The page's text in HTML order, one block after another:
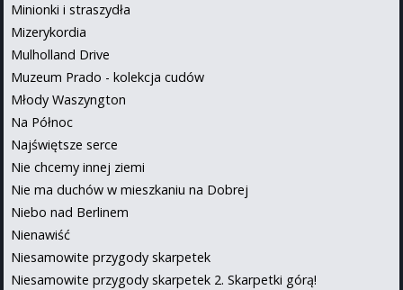
Minionki i straszydła
Mizerykordia
Mulholland Drive
Muzeum Prado - kolekcja cudów
Młody Waszyngton
Na Północ
Najświętsze serce
Nie chcemy innej ziemi
Nie ma duchów w mieszkaniu na Dobrej
Niebo nad Berlinem
Nienawiść
Niesamowite przygody skarpetek
Niesamowite przygody skarpetek 2. Skarpetki górą!